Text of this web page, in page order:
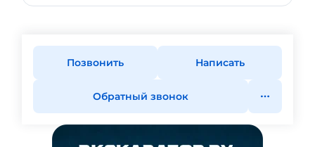
Позвонить Написать
Обратный звонок